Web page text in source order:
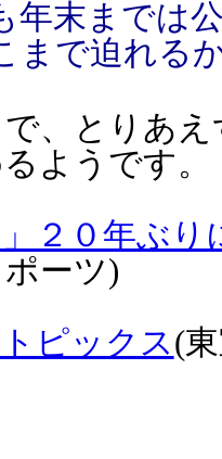
年末までは
まで迫れる
、とりあ
ようです。
」２０年ぶ
ーツ)
ピックス(